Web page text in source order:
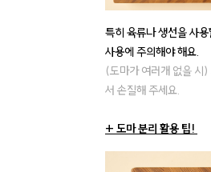
특히 육류나 생선을 사
사용에 주의해야 해요.
(도마가 여러개 없을 시
서 손질해 주세요.
+ 도마 분리 활용 팁!